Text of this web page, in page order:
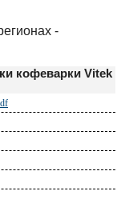
-
кофеварки Vitek